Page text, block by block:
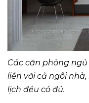
Các căn phòng
liền với cả ngôi
lịch đều có đủ.